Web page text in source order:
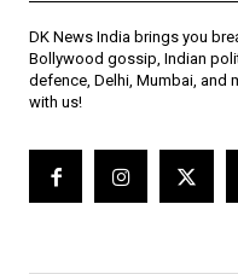
DK News India brings you
Bollywood gossip, Indian
defence, Delhi, Mumbai, and
with us!